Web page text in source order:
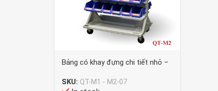
Bảng có khay đựng chi tiết nhỏ –
SKU: QT-M1 - M2-07